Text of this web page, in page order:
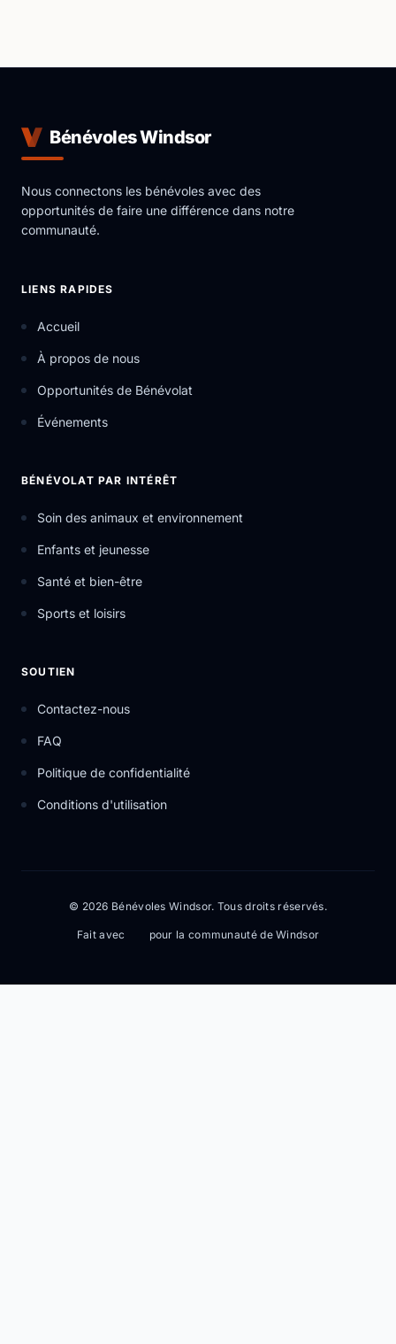
Bénévoles Windsor
Nous connectons les bénévoles avec des
opportunités de faire une différence dans notre
communauté.
LIENS RAPIDES
Accueil
À propos de nous
Opportunités de Bénévolat
Événements
BÉNÉVOLAT PAR INTÉRÊT
Soin des animaux et environnement
Enfants et jeunesse
Santé et bien-être
Sports et loisirs
SOUTIEN
Contactez-nous
FAQ
Politique de confidentialité
Conditions d'utilisation
© 2026 Bénévoles Windsor. Tous droits réservés.
Fait avec pour la communauté de Windsor